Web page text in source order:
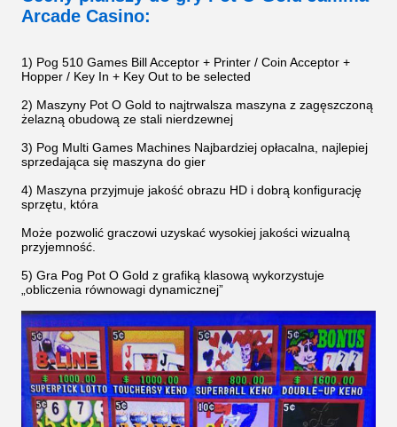
Arcade Casino:
1) Pog 510 Games Bill Acceptor + Printer / Coin Acceptor +
Hopper / Key In + Key Out to be selected
2) Maszyny Pot O Gold to najtrwalsza maszyna z zagęszczoną
żelazną obudową ze stali nierdzewnej
3) Pog Multi Games Machines Najbardziej opłacalna, najlepiej
sprzedająca się maszyna do gier
4) Maszyna przyjmuje jakość obrazu HD i dobrą konfigurację
sprzętu, która
Może pozwolić graczowi uzyskać wysokiej jakości wizualną
przyjemność.
5) Gra Pog Pot O Gold z grafiką klasową wykorzystuje
„obliczenia równowagi dynamicznej”